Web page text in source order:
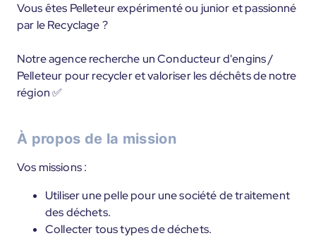
Vous êtes Pelleteur expérimenté ou junior et passionné
par le Recyclage ?
Notre agence recherche un Conducteur d'engins /
Pelleteur pour recycler et valoriser les déchêts de notre
région ✅
À propos de la mission
Vos missions :
Utiliser une pelle pour une société de traitement
des déchets.
Collecter tous types de déchets.